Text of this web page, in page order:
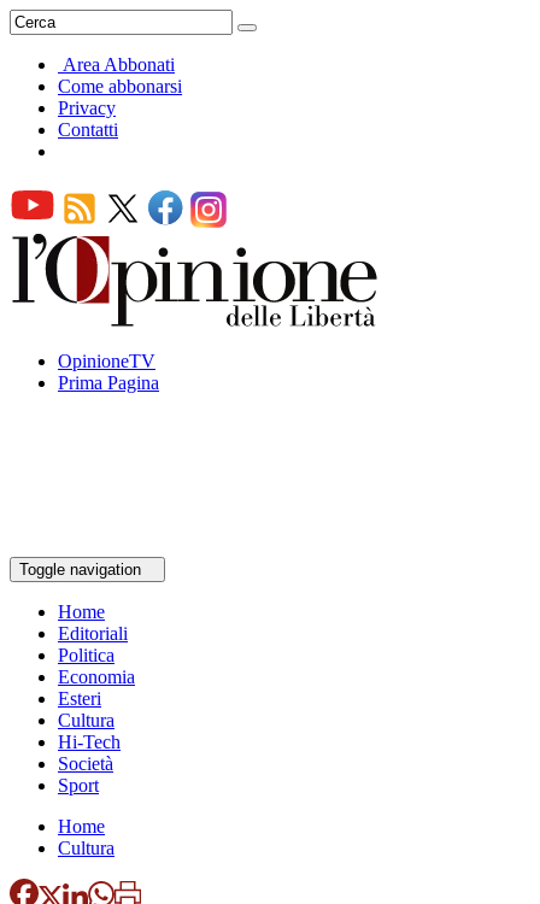
Area Abbonati
Come abbonarsi
Privacy
Contatti
OpinioneTV
Prima Pagina
Toggle navigation
Home
Editoriali
Politica
Economia
Esteri
Cultura
Hi-Tech
Società
Sport
Home
Cultura